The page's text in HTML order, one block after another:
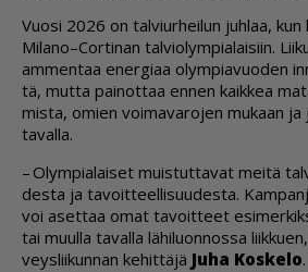
Vuo­si 2026 on tal­viur­hei­lun juh­laa,
Mi­la­no–Cor­ti­nan tal­vi­o­lym­pi­a­lai­siin.
am­men­taa ener­gi­aa olym­pi­a­vuo­den
tä, mut­ta pai­not­taa en­nen kaik­kea
mis­ta, omien voi­ma­va­ro­jen mu­kaan ja
ta­val­la.
– Olym­pi­a­lai­set muis­tut­ta­vat mei­tä
des­ta ja ta­voit­teel­li­suu­des­ta.
voi aset­taa omat ta­voit­teet
tai muul­la ta­val­la lä­hi­luon­nos­sa
veys­lii­kun­nan ke­hit­tä­jä Juha Kos­ke­lo.